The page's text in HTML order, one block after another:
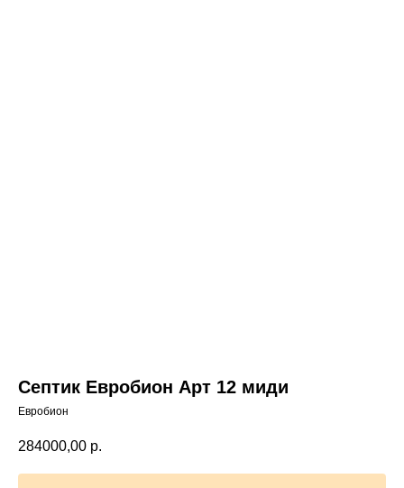
Септик Евробион Арт 12 миди
Евробион
284000,00 р.